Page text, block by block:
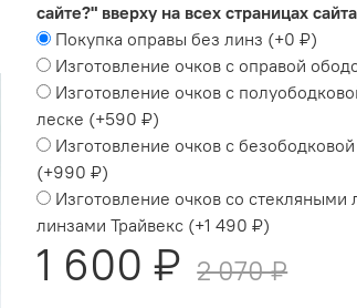
сайте?" вверху на всех страницах
Покупка оправы без линз (+0 ₽)
Изготовление очков с оправой
Изготовление очков с
леске (+590 ₽)
Изготовление очков с
(+990 ₽)
Изготовление очков со стекляными
линзами Трайвекс (+1 490 ₽)
1 600 ₽ 2 070 ₽